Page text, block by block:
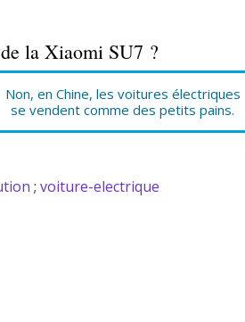
la Xiaomi SU7 ?
Non, en Chine, les voitures électriques
se vendent comme des petits pains.
;voiture-electrique